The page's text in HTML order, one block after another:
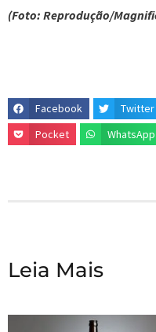
(Foto: Reprodução/
Facebook Twitter
Pocket
WhatsApp
Leia Mais